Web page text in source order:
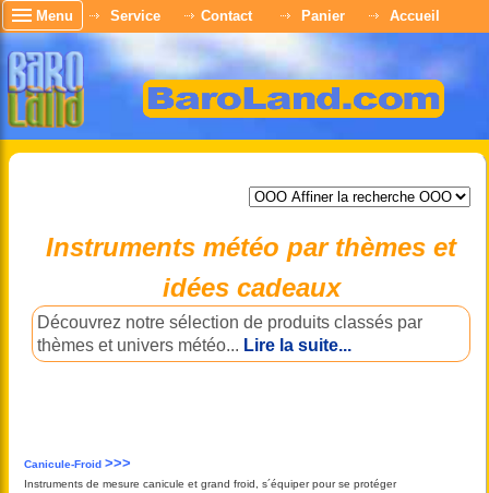
Menu Service Contact Panier Accueil
Instruments météo par thèmes et
idées cadeaux
Découvrez notre sélection de produits classés par
thèmes et univers météo... Lire la suite...
Canicule-Froid >>>
Instruments de mesure canicule et grand froid, s´équiper pour se protéger